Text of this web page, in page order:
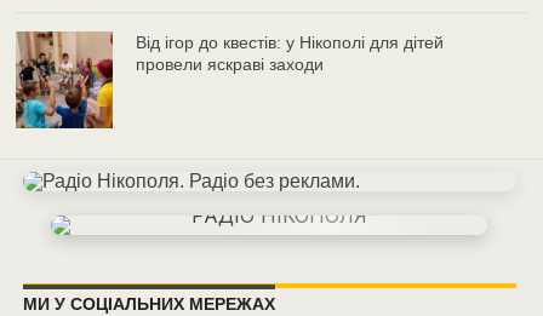
Від ігор до квестів: у Нікополі для дітей
провели яскраві заходи
МИ У СОЦІАЛЬНИХ МЕРЕЖАХ